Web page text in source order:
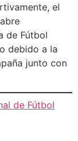
el
abre
de Fútbol
debido a la
junto con
de Fútbol